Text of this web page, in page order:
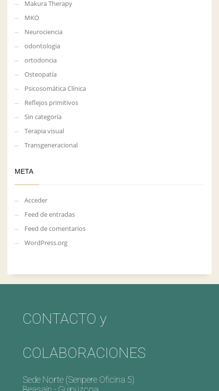
Makura Therapy
MKO
Neurociencia
odontologia
ortodoncia
Osteopatía
Psicosomática Clínica
Reflejos primitivos
Sin categoría
Terapia visual
Transgeneracional
META
Acceder
Feed de entradas
Feed de comentarios
WordPress.org
CONTACTO y
COLABORACIONES
Sede Norte (Senpere Oficina 5)